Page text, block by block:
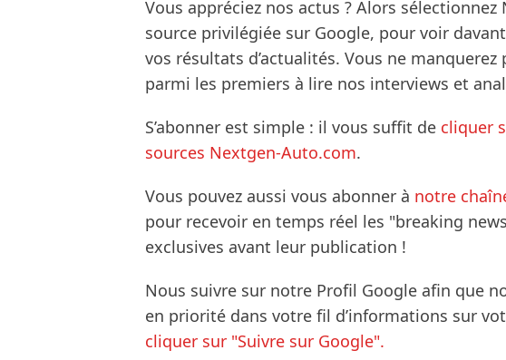
Vous appréciez nos actus ? Alors
source privilégiée sur Google, pour voir
vos résultats d’actualités. Vous ne
parmi les premiers à lire nos interviews et
S’abonner est simple : il vous suffit de cliquer
sources Nextgen-Auto.com.
Vous pouvez aussi vous abonner à notre
pour recevoir en temps réel les "breaking
exclusives avant leur publication !
Nous suivre sur notre Profil Google afin que
en priorité dans votre fil d’informations sur
cliquer sur "Suivre sur Google".